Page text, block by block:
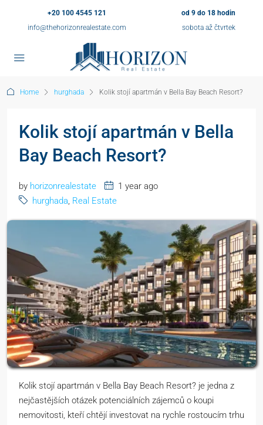
+20 100 4545 121
info@thehorizonrealestate.com
od 9 do 18 hodin
sobota až čtvrtek
Home hurghada Kolik stojí apartmán v Bella Bay Beach Resort?
Kolik stojí apartmán v Bella
Bay Beach Resort?
by horizonrealestate
1 year ago
hurghada, Real Estate
Kolik stojí apartmán v Bella Bay Beach Resort? je jedna z
nejčastějších otázek potenciálních zájemců o koupi
nemovitosti, kteří chtějí investovat na rychle rostoucím trhu